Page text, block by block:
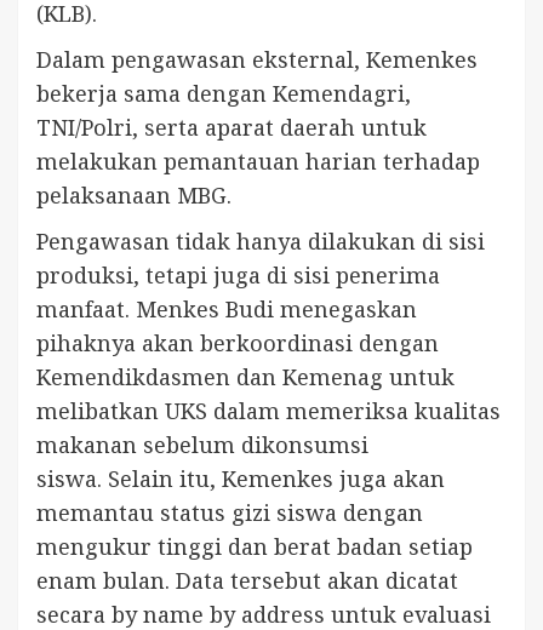
(KLB).
Dalam pengawasan eksternal, Kemenkes
bekerja sama dengan Kemendagri,
TNI/Polri, serta aparat daerah untuk
melakukan pemantauan harian terhadap
pelaksanaan MBG.
Pengawasan tidak hanya dilakukan di sisi
produksi, tetapi juga di sisi penerima
manfaat. Menkes Budi menegaskan
pihaknya akan berkoordinasi dengan
Kemendikdasmen dan Kemenag untuk
melibatkan UKS dalam memeriksa kualitas
makanan sebelum dikonsumsi
siswa. Selain itu, Kemenkes juga akan
memantau status gizi siswa dengan
mengukur tinggi dan berat badan setiap
enam bulan. Data tersebut akan dicatat
secara by name by address untuk evaluasi